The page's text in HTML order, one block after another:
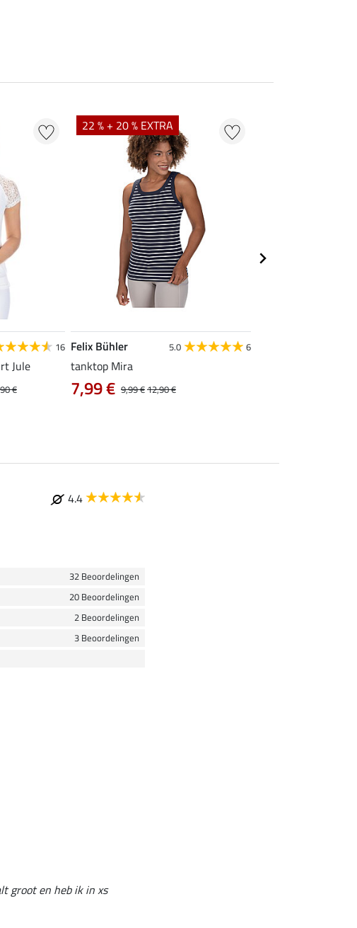
16
Jule
€
22 % + 20 % EXTRA
Felix Bühler 5.0 6
tanktop Mira
9,99 €12,90 €
7,99 €
4.4
32 Beoordelingen
20 Beoordelingen
2 Beoordelingen
3 Beoordelingen
groot en heb ik in xs